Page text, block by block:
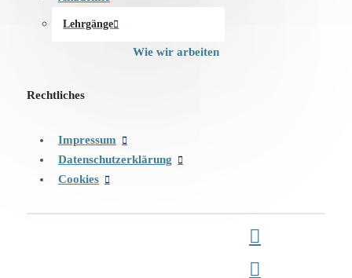
Lehrgänge
Wie wir arbeiten
Rechtliches
Impressum
Datenschutzerklärung
Cookies